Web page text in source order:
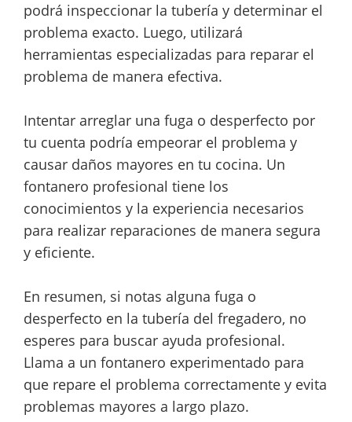
podrá inspeccionar la tubería y determinar el
problema exacto. Luego, utilizará
herramientas especializadas para reparar el
problema de manera efectiva.
Intentar arreglar una fuga o desperfecto por
tu cuenta podría empeorar el problema y
causar daños mayores en tu cocina. Un
fontanero profesional tiene los
conocimientos y la experiencia necesarios
para realizar reparaciones de manera segura
y eficiente.
En resumen, si notas alguna fuga o
desperfecto en la tubería del fregadero, no
esperes para buscar ayuda profesional.
Llama a un fontanero experimentado para
que repare el problema correctamente y evita
problemas mayores a largo plazo.